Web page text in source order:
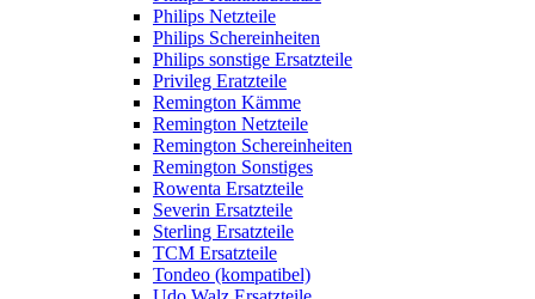
Philips Netzteile
Philips Schereinheiten
Philips sonstige Ersatzteile
Privileg Eratzteile
Remington Kämme
Remington Netzteile
Remington Schereinheiten
Remington Sonstiges
Rowenta Ersatzteile
Severin Ersatzteile
Sterling Ersatzteile
TCM Ersatzteile
Tondeo (kompatibel)